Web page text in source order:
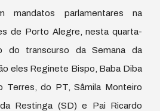
mandatos parlamentares na
de Porto Alegre, nesta quarta-
do transcurso da Semana da
eles Reginete Bispo, Baba Diba
Terres, do PT, Sâmila Monteiro
Restinga (SD) e Pai Ricardo